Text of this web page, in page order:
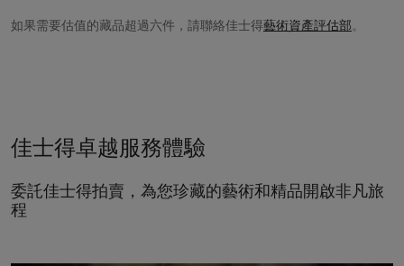
如果需要估值的藏品超過六件，請聯絡佳士得藝術資產評估部。
佳士得卓越服務體驗
委託佳士得拍賣，為您珍藏的藝術和精品開啟非凡旅
程